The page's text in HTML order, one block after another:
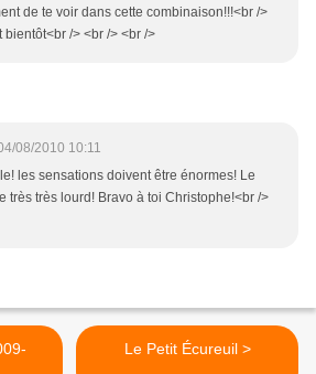
de te voir dans cette combinaison!!!<br />
bientôt<br /> <br /> <br />
08/2010 10:11
les sensations doivent être énormes! Le
très très lourd! Bravo à toi Christophe!<br />
Le Petit Écureuil >